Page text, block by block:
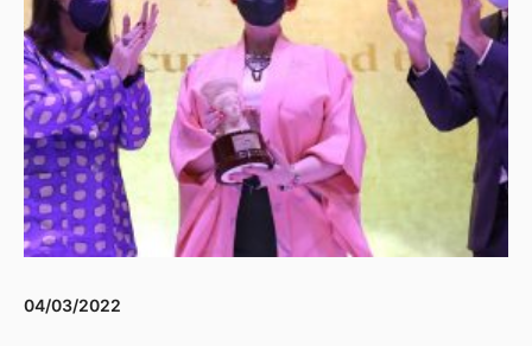
04/03/2022